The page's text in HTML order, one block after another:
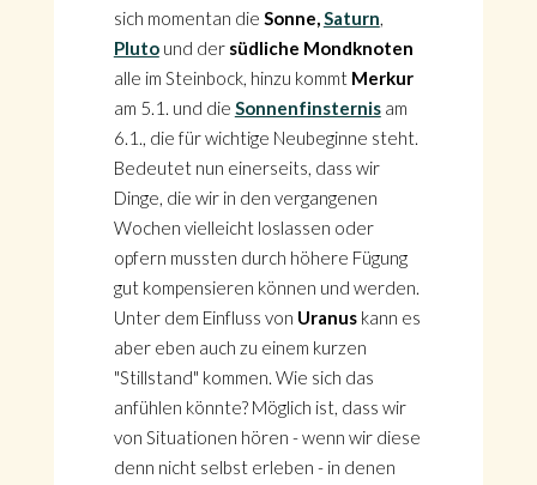
sich momentan die Sonne,Saturn,
Pluto und dersüdliche Mondknoten
alle im Steinbock, hinzu kommt Merkur
am 5.1. und die Sonnenfinsternisam
6.1., die für wichtige Neubeginne steht.
Bedeutet nun einerseits, dass wir
Dinge, die wir in den vergangenen
Wochen vielleicht loslassen oder
opfern mussten durch höhere Fügung
gut kompensieren können und werden.
Unter dem Einfluss von Uranus kann es
aber eben auch zu einem kurzen
"Stillstand" kommen. Wie sich das
anfühlen könnte? Möglich ist, dass wir
von Situationen hören - wenn wir diese
denn nicht selbst erleben - in denen